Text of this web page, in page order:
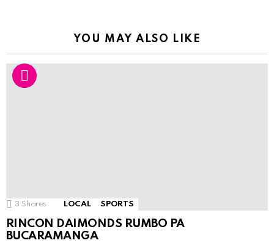
YOU MAY ALSO LIKE
3 Shares LOCAL SPORTS
RINCON DAIMONDS RUMBO PA
BUCARAMANGA